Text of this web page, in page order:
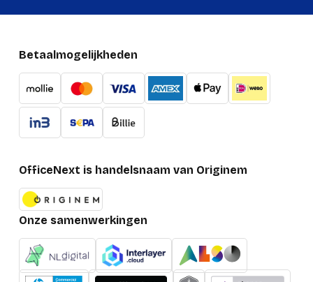
Betaalmogelijkheden
OfficeNext is handelsnaam van Originem
Onze samenwerkingen